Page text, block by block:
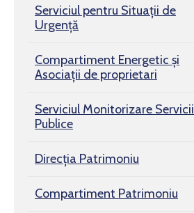
Serviciul pentru Situaţii de
Urgenţă
Compartiment Energetic și
Asociații de proprietari
Serviciul Monitorizare Servicii
Publice
Direcția Patrimoniu
Compartiment Patrimoniu